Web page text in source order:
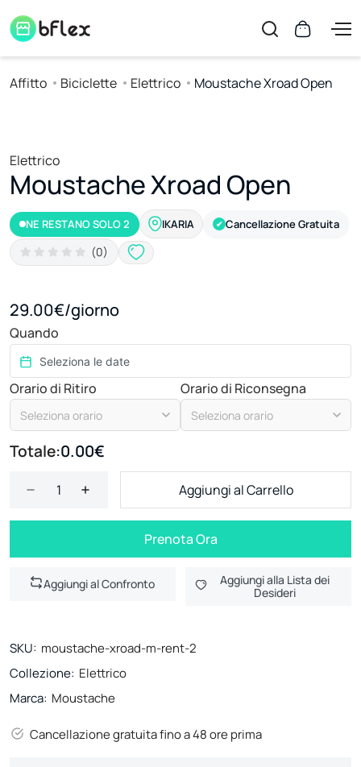
Affitto Biciclette Elettrico Moustache Xroad Open
Elettrico
Moustache Xroad Open
NE RESTANO SOLO 2 IKARIA ✔ Cancellazione Gratuita
(0)
29.00€/giorno
Quando
Orario di Ritiro
Seleziona orario
Orario di Riconsegna
Seleziona orario
Totale:0.00€
Aggiungi al Carrello
Prenota Ora
Aggiungi al Confronto
Aggiungi alla Lista dei
Desideri
SKU: moustache-xroad-m-rent-2
Collezione: Elettrico
Marca: Moustache
Cancellazione gratuita fino a 48 ore prima